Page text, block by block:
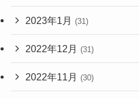
2023年1月 (31)
2022年12月 (31)
2022年11月 (30)